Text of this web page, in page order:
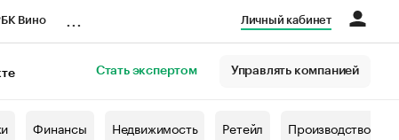
Вино Личный кабинет
Стать экспертом Управлять компанией
Финансы Недвижимость Ретейл Производство